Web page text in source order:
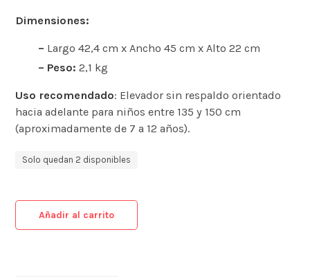
Dimensiones:
– Largo 42,4 cm x Ancho 45 cm x Alto 22 cm
– Peso: 2,1 kg
Uso recomendado: Elevador sin respaldo orientado
hacia adelante para niños entre 135 y 150 cm
(aproximadamente de 7 a 12 años).
Solo quedan 2 disponibles
Añadir al carrito